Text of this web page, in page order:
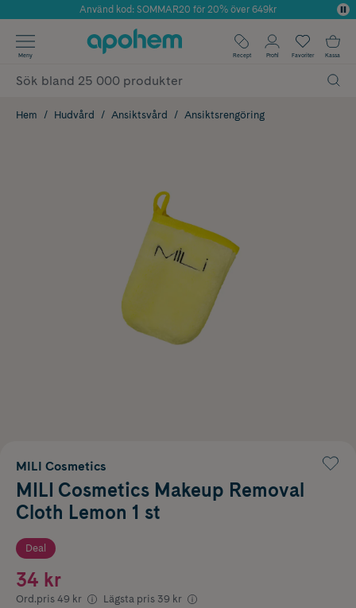
Årets Butik 2025 inom Skönhet
Använd kod: SOMMAR20 för 20% över 649kr
✓ Fri frakt
✓ Poäng på alla köp*
Meny Recept Profil Favoriter Kassa
Hem Hudvård Ansiktsvård Ansiktsrengöring
MILI Cosmetics
MILI Cosmetics Makeup Removal
Cloth Lemon 1 st
Deal
34 kr
Ord.pris 49 kr Lägsta pris 39 kr